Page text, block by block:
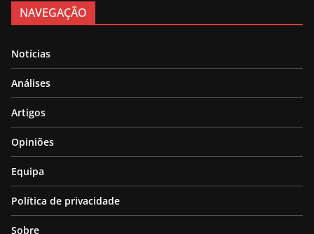
NAVEGAÇÃO
Notícias
Análises
Artigos
Opiniões
Equipa
Política de privacidade
Sobre